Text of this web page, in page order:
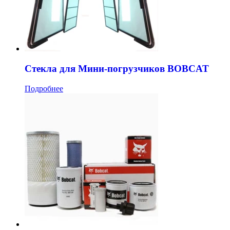
Стекла для Мини-погрузчиков BOBCAT
Подробнее